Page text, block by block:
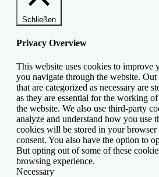
Schließen
Privacy Overview
This website uses cookies to improve
you navigate through the website. Out
that are categorized as necessary are
as they are essential for the working
the website. We also use third-party
analyze and understand how you use
cookies will be stored in your
consent. You also have the option to
But opting out of some of these
browsing experience.
Necessary